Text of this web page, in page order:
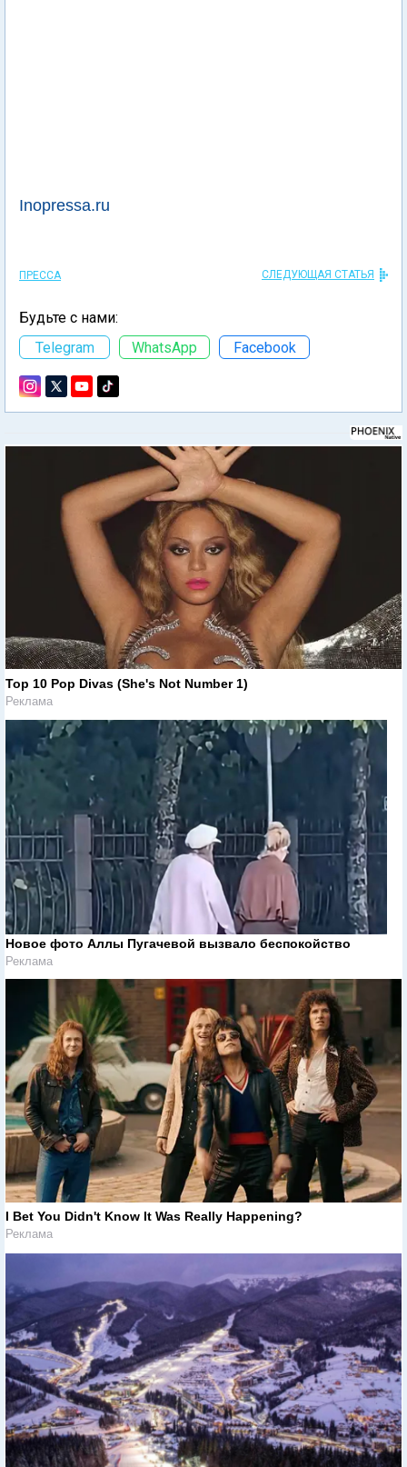
Inopressa.ru
ПРЕССА СЛЕДУЮЩАЯ СТАТЬЯ
Будьте с нами:
Telegram
WhatsApp Facebook
Top 10 Pop Divas (She's Not Number 1)
Реклама
Новое фото Аллы Пугачевой вызвало беспокойство
Реклама
I Bet You Didn't Know It Was Really Happening?
Реклама